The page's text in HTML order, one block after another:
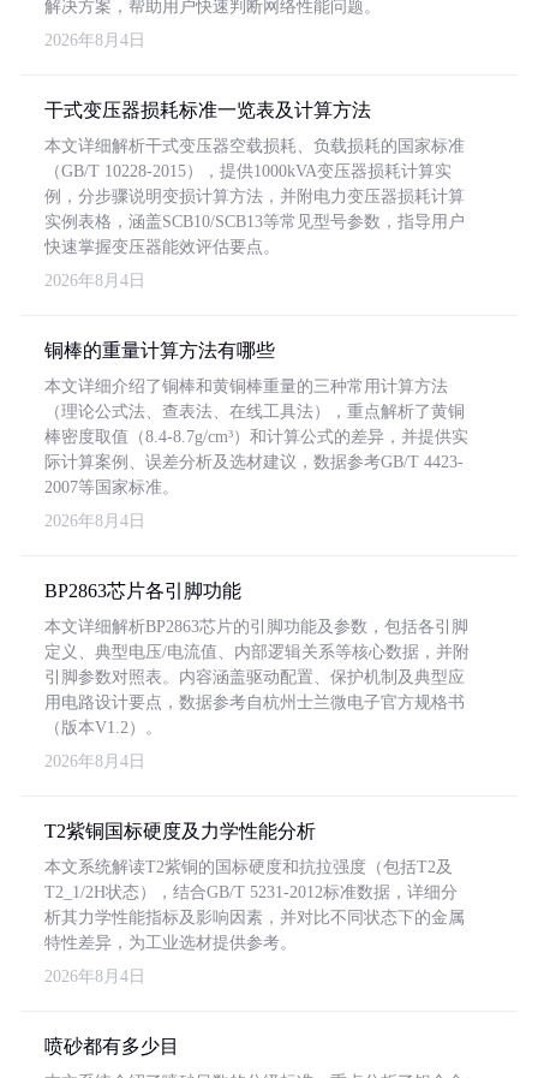
解决方案，帮助用户快速判断网络性能问题。
2026年8月4日
干式变压器损耗标准一览表及计算方法
本文详细解析干式变压器空载损耗、负载损耗的国家标准
（GB/T 10228-2015），提供1000kVA变压器损耗计算实
例，分步骤说明变损计算方法，并附电力变压器损耗计算
实例表格，涵盖SCB10/SCB13等常见型号参数，指导用户
快速掌握变压器能效评估要点。
2026年8月4日
铜棒的重量计算方法有哪些
本文详细介绍了铜棒和黄铜棒重量的三种常用计算方法
（理论公式法、查表法、在线工具法），重点解析了黄铜
棒密度取值（8.4-8.7g/cm³）和计算公式的差异，并提供实
际计算案例、误差分析及选材建议，数据参考GB/T 4423-
2007等国家标准。
2026年8月4日
BP2863芯片各引脚功能
本文详细解析BP2863芯片的引脚功能及参数，包括各引脚
定义、典型电压/电流值、内部逻辑关系等核心数据，并附
引脚参数对照表。内容涵盖驱动配置、保护机制及典型应
用电路设计要点，数据参考自杭州士兰微电子官方规格书
（版本V1.2）。
2026年8月4日
T2紫铜国标硬度及力学性能分析
本文系统解读T2紫铜的国标硬度和抗拉强度（包括T2及
T2_1/2H状态），结合GB/T 5231-2012标准数据，详细分
析其力学性能指标及影响因素，并对比不同状态下的金属
特性差异，为工业选材提供参考。
2026年8月4日
喷砂都有多少目